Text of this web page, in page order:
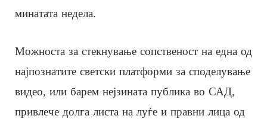
минатата недела.
Можноста за стекнување сопственост на една од
најпознатите светски платформи за споделување
видео, или барем нејзината публика во САД,
привлече долга листа на луѓе и правни лица од